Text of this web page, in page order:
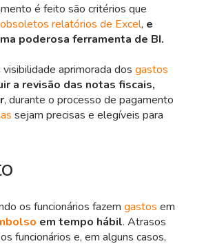
é feito são critérios que
obsoletos relatórios de Excel, e
poderosa ferramenta de BI.
aprimorada dos gastos
a revisão das notas fiscais,
, durante o processo de pagamento
sejam precisas e elegíveis para
os funcionários fazem gastos em
em tempo hábil. Atrasos
funcionários e, em alguns casos,